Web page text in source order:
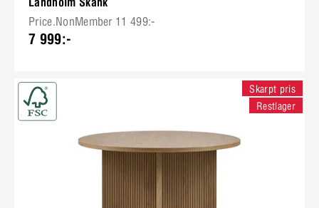
Price.NonMember 11 499:-
7 999:-
Skarpt pris
Restlager